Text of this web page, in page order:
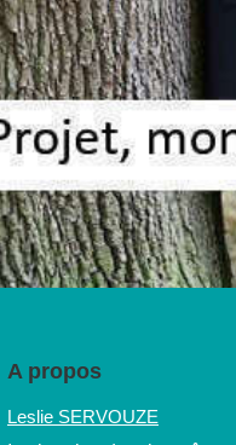
A propos
Leslie SERVOUZE